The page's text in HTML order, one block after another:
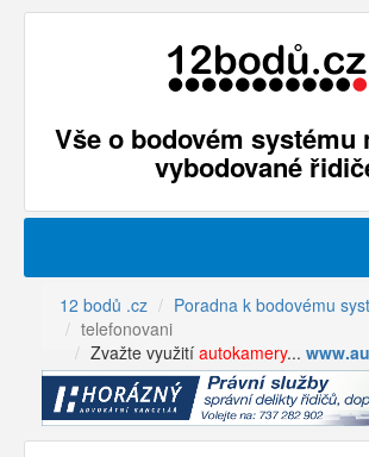
Vše o bodovém systému
vybodované
12 bodů .cz
Poradna k bodovému
telefonovani
Zvažte využití autokamery...